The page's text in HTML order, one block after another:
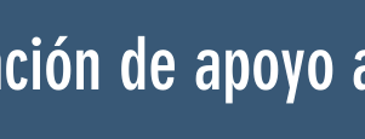
de apoyo